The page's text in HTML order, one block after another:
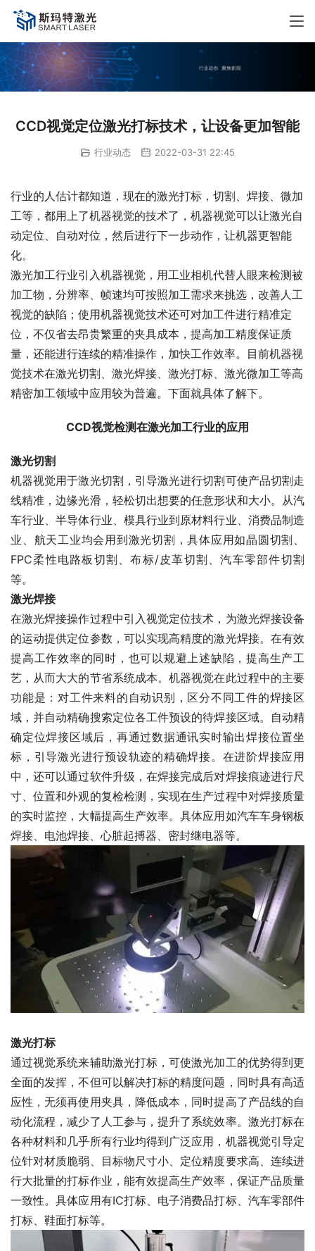
CCD视觉定位激光打标技术，让设备更加智能
行业动态 2022-03-31 22:45
行业的人估计都知道，现在的激光打标，切割、焊接、微加
工等，都用上了机器视觉的技术了，机器视觉可以让激光自
动定位、自动对位，然后进行下一步动作，让机器更智能
化。
激光加工行业引入机器视觉，用工业相机代替人眼来检测被
加工物，分辨率、帧速均可按照加工需求来挑选，改善人工
视觉的缺陷；使用机器视觉技术还可对加工件进行精准定
位，不仅省去昂贵繁重的夹具成本，提高加工精度保证质
量，还能进行连续的精准操作，加快工作效率。目前机器视
觉技术在激光切割、激光焊接、激光打标、激光微加工等高
精密加工领域中应用较为普遍。下面就具体了解下。
CCD视觉检测在激光加工行业的应用
激光切割
机器视觉用于激光切割，引导激光进行切割可使产品切割走
线精准，边缘光滑，轻松切出想要的任意形状和大小。从汽
车行业、半导体行业、模具行业到原材料行业、消费品制造
业、航天工业均会用到激光切割，具体应用如晶圆切割、
FPC柔性电路板切割、布标/皮革切割、汽车零部件切割
等。
激光焊接
在激光焊接操作过程中引入视觉定位技术，为激光焊接设备
的运动提供定位参数，可以实现高精度的激光焊接。在有效
提高工作效率的同时，也可以规避上述缺陷，提高生产工
艺，从而大大的节省系统成本。机器视觉在此过程中的主要
功能是：对工件来料的自动识别，区分不同工件的焊接区
域，并自动精确搜索定位各工件预设的待焊接区域。自动精
确定位焊接区域后，再通过数据通讯实时输出焊接位置坐
标，引导激光进行预设轨迹的精确焊接。在进阶焊接应用
中，还可以通过软件升级，在焊接完成后对焊接痕迹进行尺
寸、位置和外观的复检检测，实现在生产过程中对焊接质量
的实时监控，大幅提高生产效率。具体应用如汽车车身钢板
焊接、电池焊接、心脏起搏器、密封继电器等。
激光打标
通过视觉系统来辅助激光打标，可使激光加工的优势得到更
全面的发挥，不但可以解决打标的精度问题，同时具有高适
应性，无须再使用夹具，降低成本，同时提高了产品线的自
动化流程，减少了人工参与，提升了系统效率。激光打标在
各种材料和几乎所有行业均得到广泛应用，机器视觉引导定
位针对材质脆弱、目标物尺寸小、定位精度要求高、连续进
行大批量的打标作业，能有效提高生产效率，保证产品质量
一致性。具体应用有IC打标、电子消费品打标、汽车零部件
打标、鞋面打标等。